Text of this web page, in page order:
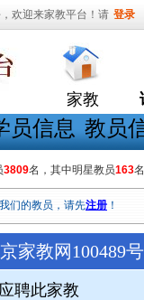
欢迎来家教平台！请 登录
家教
员信息 教员
3809名，其中明星教员163
们的教员，请先注册 ！
家教网100489
聘此家教